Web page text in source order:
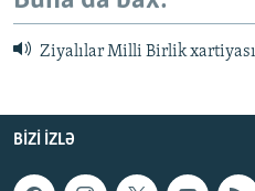
Ziyalılar Milli Birlik
BIZI IZLƏ